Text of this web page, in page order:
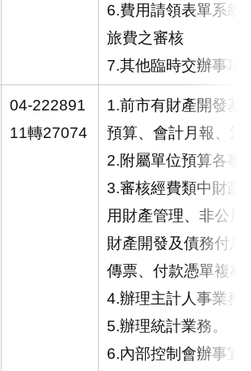
6.費用請領表單系統
旅費之審核
7.其他臨時交辦事項
04-222891
11轉27074
1.前市有財產開發基
預算、會計月報、決
2.附屬單位預算各事
3.審核經費類中財政
用財產管理、非公
財產開發及債務付
傳票、付款憑單複核
4.辦理主計人事業務
5.辦理統計業務。
6.內部控制會辦事宜